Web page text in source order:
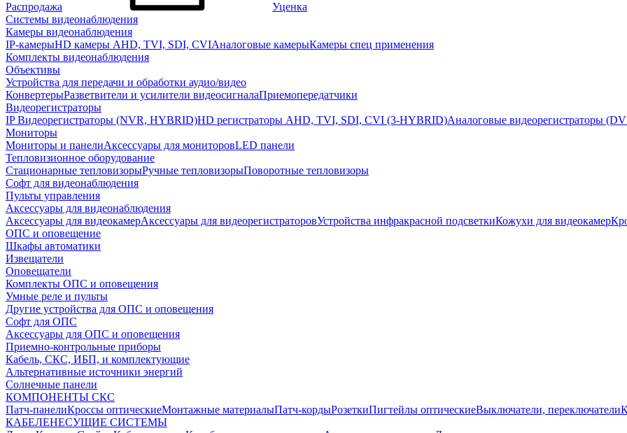
Распродажа
Уценка
Системы видеонаблюдения
Камеры видеонаблюдения
IP-камерыHD камеры AHD, TVI, SDI, CVIАналоговые камерыКамеры спец применения
Комплекты видеонаблюдения
Объективы
Устройства для передачи и обработки аудио/видео
КонвертерыРазветвители и усилители видеосигналаПриемопередатчики
Видеорегистраторы
IP Видеорегистраторы (NVR, HYBRID)HD регистраторы AHD, TVI, SDI, CVI (3-HYBRID)Аналоговые видеорегистраторы
Мониторы
Мониторы и панелиАксессуары для мониторовLED панели
Тепловизионное оборудование
Стационарные тепловизорыРучные тепловизорыПоворотные тепловизоры
Софт для видеонаблюдения
Пульты управления
Аксессуары для видеонаблюдения
Аксессуары для видеокамерАксессуары для видеорегистраторовУстройства инфракрасной подсветкиКожухи для видеокамер
ОПС и оповещение
Шкафы автоматики
Извещатели
Оповещатели
Комплекты ОПС и оповещения
Умные реле и пульты
Другие устройства для ОПС и оповещения
Софт для ОПС
Аксессуары для ОПС и оповещения
Приемно-контрольные приборы
Кабель, СКС, ИБП, и комплектующие
Альтернативные источники энергий
Солнечные панели
КОМПОНЕНТЫ СКС
Патч-панелиКроссы оптическиеМонтажные материалыПатч-кордыРозеткиПигтейлы оптическиеВыключатели, переключатели
КАБЕЛЕНЕСУЩИЕ СИСТЕМЫ